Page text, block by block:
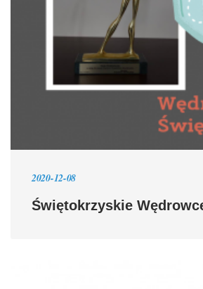
2020-12-08
Świętokrzyskie